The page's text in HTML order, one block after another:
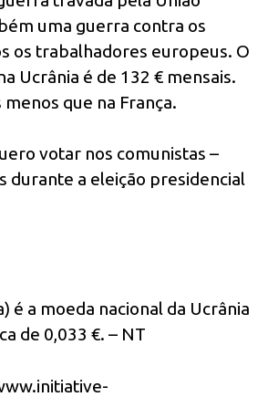
uma guerra contra os
os trabalhadores europeus. O
Ucrânia é de 132 € mensais.
que na França.
votar nos comunistas –
durante a eleição presidencial
é a moeda nacional da Ucrânia
de 0,033 €. – NT